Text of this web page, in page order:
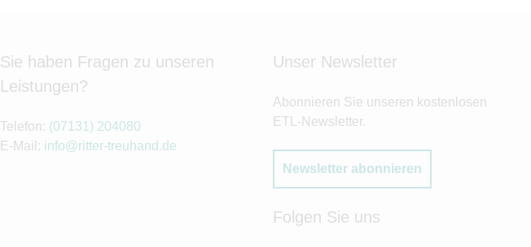
Sie haben Fragen zu unseren
Leistungen?
Telefon: (07131) 204080
E-Mail: info@ritter-treuhand.de
Unser Newsletter
Abonnieren Sie unseren kostenlosen
ETL-Newsletter.
Newsletter abonnieren
Folgen Sie uns